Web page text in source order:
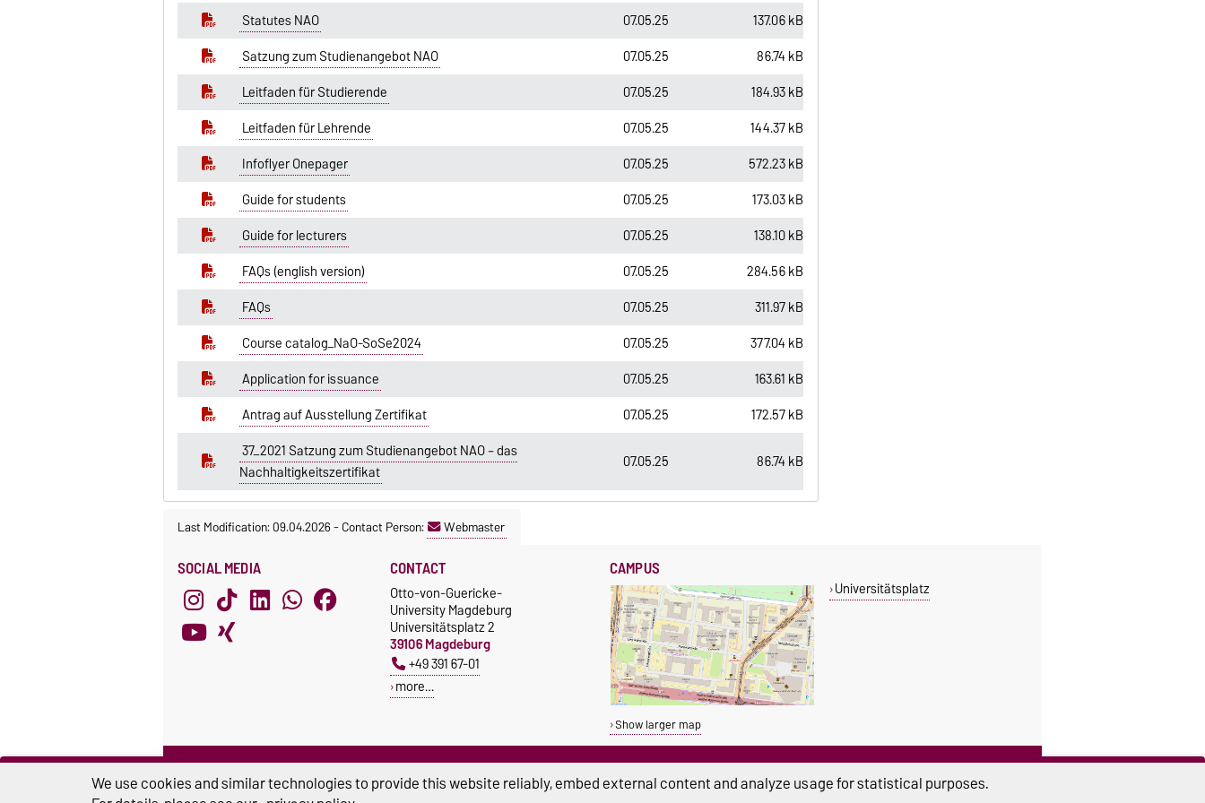
Statutes NAO
07.05.25
137.06 kB
Satzung zum Studienangebot NAO
07.05.25
86.74 kB
Leitfaden für Studierende
07.05.25
184.93 kB
Leitfaden für Lehrende
07.05.25
144.37 kB
Infoflyer Onepager
07.05.25
572.23 kB
Guide for students
07.05.25
173.03 kB
Guide for lecturers
07.05.25
138.10 kB
FAQs (english version)
07.05.25
284.56 kB
FAQs
07.05.25
311.97 kB
Course catalog_NaO-SoSe2024
07.05.25
377.04 kB
Application for issuance
07.05.25
163.61 kB
Antrag auf Ausstellung Zertifikat
07.05.25
172.57 kB
37_2021 Satzung zum Studienangebot NAO – das
Nachhaltigkeitszertifikat
07.05.25 86.74 kB
Last Modification: 09.04.2026-Contact Person: Webmaster
SOCIAL MEDIA CONTACT
Otto-von-Guericke-
University Magdeburg
Universitätsplatz 2
39106 Magdeburg
+49 391 67-01
more…
CAMPUS
Show larger map
Universitätsplatz
THIS PAGE
We use cookies and similar technologies to provide this website reliably, embed external content and analyze usage for statistical purposes.